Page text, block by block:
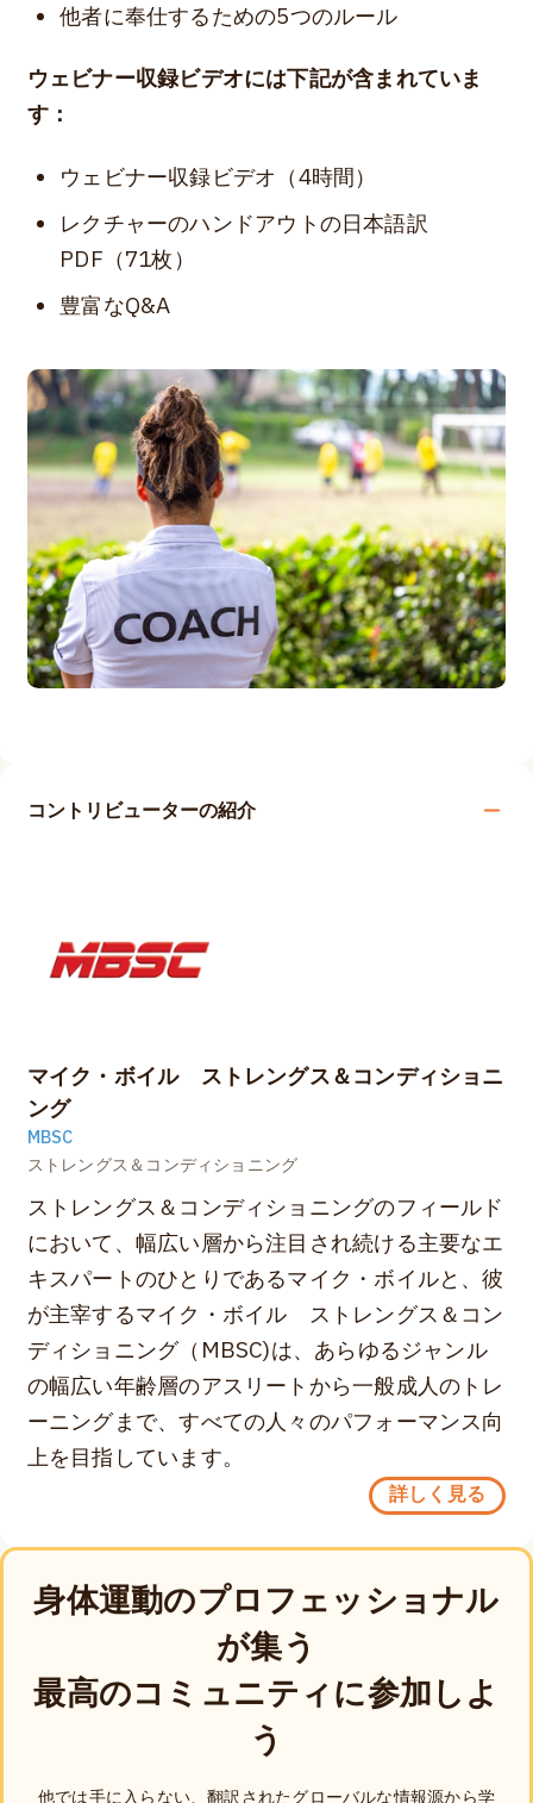
他者に奉仕するための5つのルール
ウェビナー収録ビデオには下記が含まれていま
す：
ウェビナー収録ビデオ（4時間）
レクチャーのハンドアウトの日本語訳
PDF（71枚）
豊富なQ&A
コントリビューターの紹介
マイク・ボイル ストレングス＆コンディショニ
ング
MBSC
ストレングス＆コンディショニング
ストレングス＆コンディショニングのフィールド
において、幅広い層から注目され続ける主要なエ
キスパートのひとりであるマイク・ボイルと、彼
が主宰するマイク・ボイル ストレングス＆コン
ディショニング（MBSC)は、あらゆるジャンル
の幅広い年齢層のアスリートから一般成人のトレ
ーニングまで、すべての人々のパフォーマンス向
上を目指しています。
詳しく見る
身体運動のプロフェッショナル
が集う
最高のコミュニティに参加しよ
う